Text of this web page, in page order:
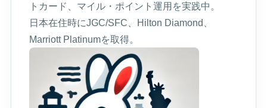
トカード、マイル・ポイント運用を実践中。
日本在住時にJGC/SFC、Hilton Diamond、
Marriott Platinumを取得。